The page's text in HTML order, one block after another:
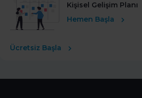
Kişisel Gelişim Planı
Hemen Başla
Ücretsiz Başla